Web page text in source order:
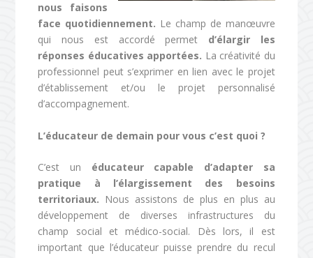
nous faisons
face quotidiennement. Le champ de manœuvre
qui nous est accordé permet d’élargir les
réponses éducatives apportées. La créativité du
professionnel peut s’exprimer en lien avec le projet
d’établissement et/ou le projet personnalisé
d’accompagnement.
L’éducateur de demain pour vous c’est quoi ?
C’est un éducateur capable d’adapter sa
pratique à l’élargissement des besoins
territoriaux. Nous assistons de plus en plus au
développement de diverses infrastructures du
champ social et médico-social. Dès lors, il est
important que l’éducateur puisse prendre du recul